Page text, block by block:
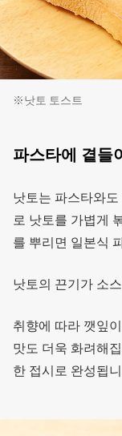
※낫토 토스트
파스타에 곁들
낫토는 파스타와
로 낫토를 가볍게
를 뿌리면 일본식
낫토의 끈기가 소
취향에 따라 깻잎
맛도 더욱 화려해
한 접시로 완성됩